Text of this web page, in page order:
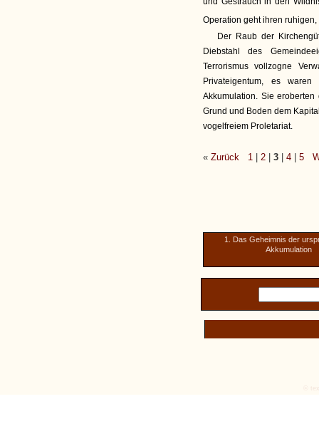
Operation geht ihren
Der Raub der
Diebstahl des
Terrorismus vollzogne
Privateigentum, es
Akkumulation. Sie
Grund und Boden dem
vogelfreiem Proletariat.
« Zurück 1 2 3 4 5
1. Das Geheimnis der
Akkumulation